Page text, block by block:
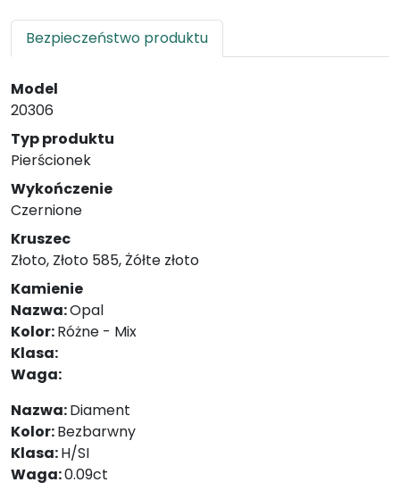
Bezpieczeństwo produktu
Model
20306
Typ produktu
Pierścionek
Wykończenie
Czernione
Kruszec
Złoto, Złoto 585, Żółte złoto
Kamienie
Nazwa:Opal
Kolor:Różne - Mix
Klasa:
Waga:
Nazwa:Diament
Kolor:Bezbarwny
Klasa:H/SI
Waga:0.09ct